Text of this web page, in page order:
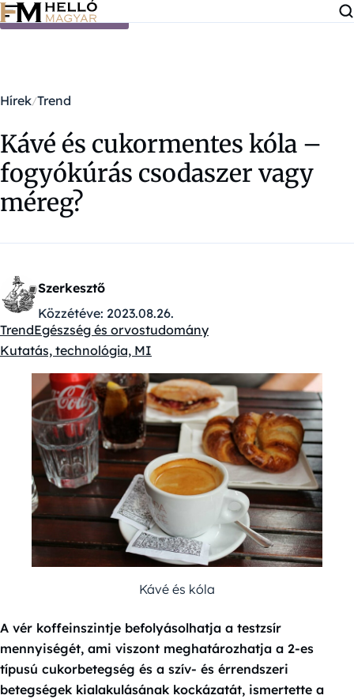
Ugrás a tartalomra
Hírek Trend
Kávé és cukormentes kóla –
fogyókúrás csodaszer vagy
méreg?
Szerkesztő
Közzétéve: 2023.08.26.
Kategóriák:
TrendEgészség és orvostudomány
Kutatás, technológia, MI
Kávé és kóla
A vér koffeinszintje befolyásolhatja a testzsír
mennyiségét, ami viszont meghatározhatja a 2-es
típusú cukorbetegség és a szív- és érrendszeri
betegségek kialakulásának kockázatát, ismertette a